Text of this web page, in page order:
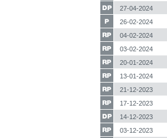
27-04-2024
26-02-2024
04-02-2024
03-02-2024
20-01-2024
13-01-2024
21-12-2023
17-12-2023
14-12-2023
03-12-2023